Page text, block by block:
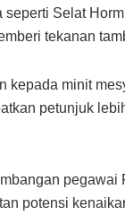
Selat
tekanan
kepada minit
petunjuk
pegawai
potensi